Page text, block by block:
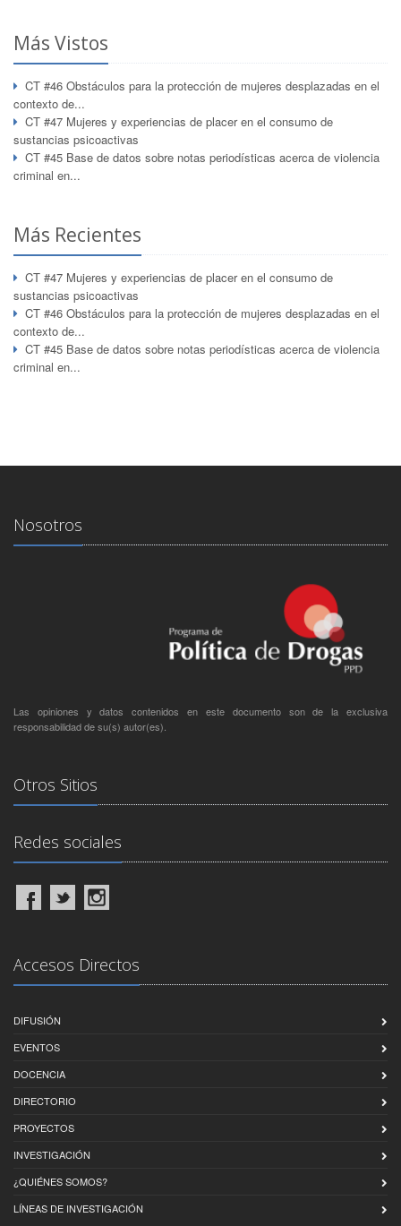
Más Vistos
CT #46 Obstáculos para la protección de mujeres desplazadas en el
contexto de...
CT #47 Mujeres y experiencias de placer en el consumo de
sustancias psicoactivas
CT #45 Base de datos sobre notas periodísticas acerca de violencia
criminal en...
Más Recientes
CT #47 Mujeres y experiencias de placer en el consumo de
sustancias psicoactivas
CT #46 Obstáculos para la protección de mujeres desplazadas en el
contexto de...
CT #45 Base de datos sobre notas periodísticas acerca de violencia
criminal en...
Nosotros
Las opiniones y datos contenidos en este documento son de la exclusiva
responsabilidad de su(s) autor(es).
Otros Sitios
Redes sociales
Accesos Directos
DIFUSIÓN
EVENTOS
DOCENCIA
DIRECTORIO
PROYECTOS
INVESTIGACIÓN
¿QUIÉNES SOMOS?
LÍNEAS DE INVESTIGACIÓN